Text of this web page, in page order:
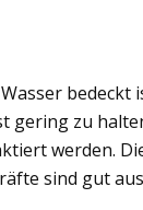
bedeckt
gering zu
werden.
sind gut